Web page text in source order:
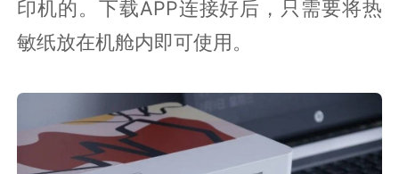
印机的。下载APP连接好后，只需要将热
敏纸放在机舱内即可使用。